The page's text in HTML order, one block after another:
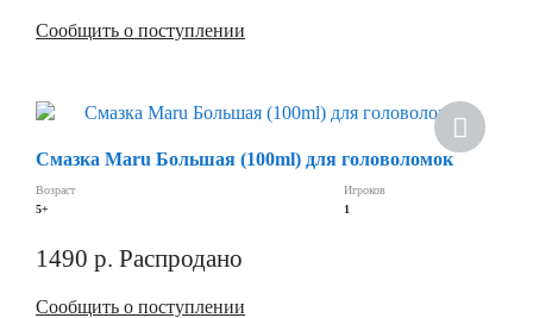
Сообщить о поступлении
Смазка Maru Большая (100ml) для головоломок
Возраст
5+
Игроков
1
1490 р. Распродано
Сообщить о поступлении